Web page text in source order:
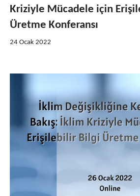
Kriziyle Mücadele için
Üretme Konferansı
24 Ocak 2022